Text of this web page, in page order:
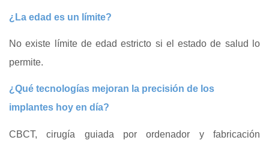
¿La edad es un límite?
No existe límite de edad estricto si el estado de salud lo
permite.
¿Qué tecnologías mejoran la precisión de los
implantes hoy en día?
CBCT, cirugía guiada por ordenador y fabricación